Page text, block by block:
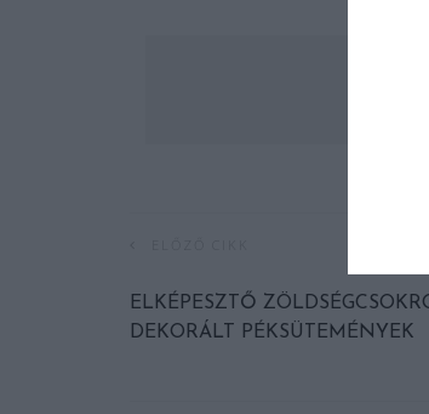
ELKÉPESZTŐ
DEKORÁLT PÉKSÜTEMÉNYEK